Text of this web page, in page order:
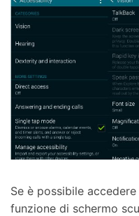
Se è possibile
funzione di schermo